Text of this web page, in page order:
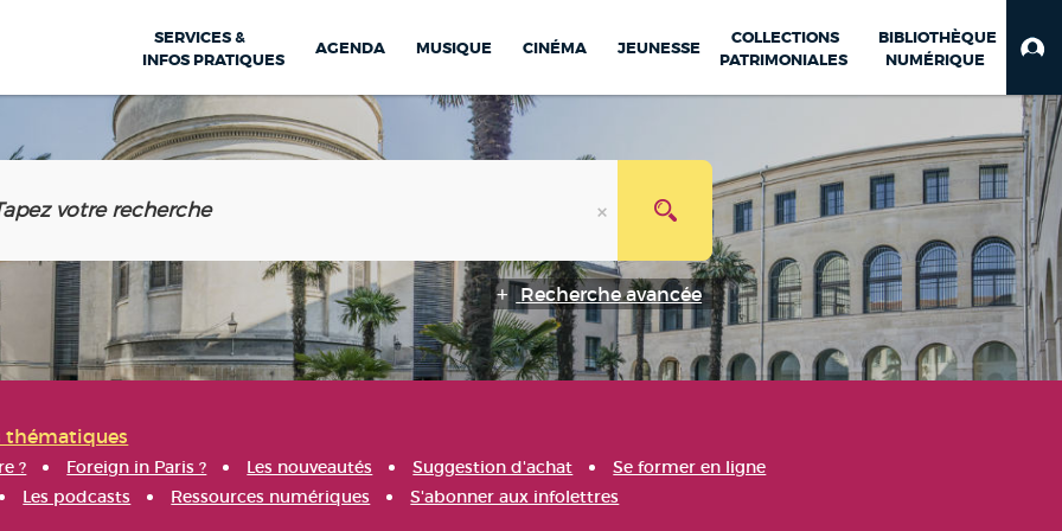
SERVICES &
INFOS PRATIQUES
AGENDA MUSIQUE CINÉMA JEUNESSE
COLLECTIONS
PATRIMONIALES
BIBLIOTHÈQUE
NUMÉRIQUE
Recherche avancée
thématiques
? Foreign in Paris ? Les nouveautés Suggestion d'achat
Se former en ligne
Les podcasts Ressources numériques S'abonner aux infolettres